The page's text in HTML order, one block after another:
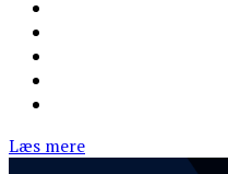
Læs mere